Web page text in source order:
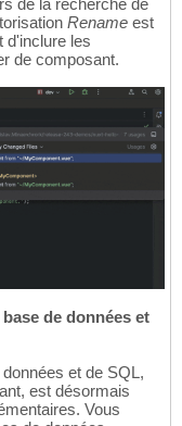
de la recherche de
Rename est
d'inclure les
de composant.
de données et
et de SQL,
est désormais
Vous